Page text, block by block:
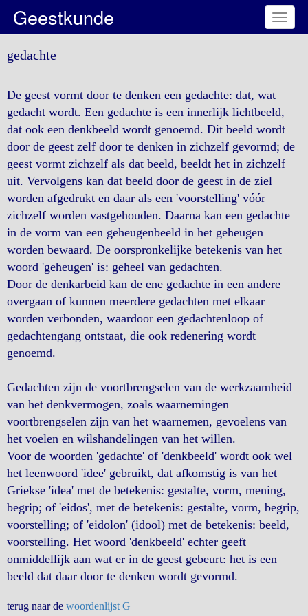
Toggle
Geestkunde
gedachte
De geest vormt door te denken een gedachte: dat, wat
gedacht wordt. Een gedachte is een innerlijk lichtbeeld,
dat ook een denkbeeld wordt genoemd. Dit beeld wordt
door de geest zelf door te denken in zichzelf gevormd; de
geest vormt zichzelf als dat beeld, beeldt het in zichzelf
uit. Vervolgens kan dat beeld door de geest in de ziel
worden afgedrukt en daar als een 'voorstelling' vóór
zichzelf worden vastgehouden. Daarna kan een gedachte
in de vorm van een geheugenbeeld in het geheugen
worden bewaard. De oorspronkelijke betekenis van het
woord 'geheugen' is: geheel van gedachten.
Door de denkarbeid kan de ene gedachte in een andere
overgaan of kunnen meerdere gedachten met elkaar
worden verbonden, waardoor een gedachtenloop of
gedachtengang ontstaat, die ook redenering wordt
genoemd.
Gedachten zijn de voortbrengselen van de werkzaamheid
van het denkvermogen, zoals waarnemingen
voortbrengselen zijn van het waarnemen, gevoelens van
het voelen en wilshandelingen van het willen.
Voor de woorden 'gedachte' of 'denkbeeld' wordt ook wel
het leenwoord 'idee' gebruikt, dat afkomstig is van het
Griekse 'idea' met de betekenis: gestalte, vorm, mening,
begrip; of 'eidos', met de betekenis: gestalte, vorm, begrip,
voorstelling; of 'eidolon' (idool) met de betekenis: beeld,
voorstelling. Het woord 'denkbeeld' echter geeft
onmiddellijk aan wat er in de geest gebeurt: het is een
beeld dat daar door te denken wordt gevormd.
terug naar de woordenlijst G